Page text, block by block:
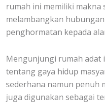
rumah ini memiliki
melambangkan
penghormatan kepada
Mengunjungi rumah adat
tentang gaya hidup
sederhana namun penuh
juga digunakan sebagai